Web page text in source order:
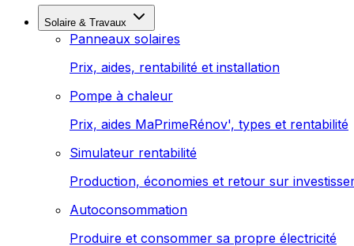
Solaire & Travaux
Panneaux solaires
Prix, aides, rentabilité et installation
Pompe à chaleur
Prix, aides MaPrimeRénov', types et rentabilité
Simulateur rentabilité
Production, économies et retour sur
Autoconsommation
Produire et consommer sa propre électricité